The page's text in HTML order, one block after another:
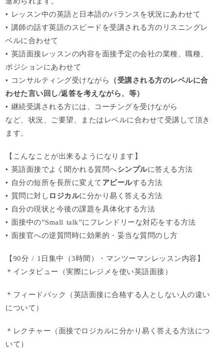
• レッスン中の英語と日本語のバランスを状況にあわせて
• 講師の話す英語のスピードを受講される方のリスニングレ
ベルに合わせて
• 英語面接レッスンの内容を面接予定の会社の業種、職種、
ポジションにあわせて
• コンサルティング受けながら
（受講される方のレベルに合
わせた言い回し/返答を考えながら、等）
• 継続受講される方には、コーチングを受けながら
など、状況、ご要望、またはレベルに合わせて受講して頂き
ます。
【こんなことが出来るようになります】
• 英語面接でよく聞かれる質問へシンプルに答える方法
• 自分の短所を長所に変えて アピールする方法
• 質問に対し ロジカルに分かり易く答える方法
• 自分の現状と今後の課題を具体化する方法
• 面接中の”Small talk”にフレンドリーな対応をする方法
• 面接官への逆質問時に効果的・妥当な質問のし方
【90分 / 1日集中（3時間）・マンツーマンレッスン内容】
＊インタビュー（実際にレジメを使い英語面接）
＊フィードバック（英語面接に合格する人としない人の違い
について）
＊レクチャー（面接でロジカルに分かり易く答える方法につ
いて）